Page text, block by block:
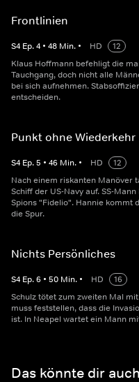
Frontlinien
S4 Ep.4 • 48 Min. • HD
12
Klaus Hoffmann befehligt die
Tauchgang, doch nicht alle
bei sich aufnehmen.
entscheiden.
Punkt ohne Wiederkehr
S4 Ep.5 • 46 Min. • HD
12
Nach einem riskanten Manöver
Schiff der US-Navy auf. SS-
Spions "Fidelio". Hannie kommt
die Spur.
Nichts Persönliches
S4 Ep.6 • 50 Min. • HD
16
Schulz tötet zum zweiten Mal
muss feststellen, dass die
ist. In Neapel wartet ein Mann
Das könnte dir